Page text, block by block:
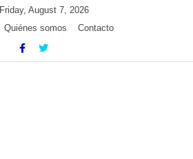
Friday, August 7, 2026
Quiénes somos Contacto